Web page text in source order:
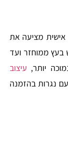
אישית מציעה את
בעץ ממוחזר ועד
יותר, עיצוב
נגרות בהזמנה